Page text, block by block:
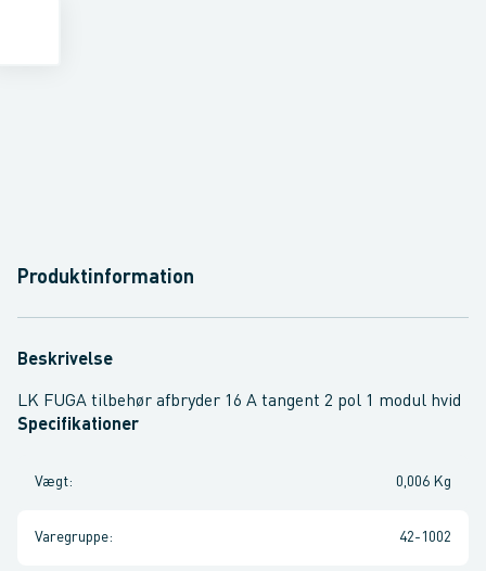
Produktinformation
Beskrivelse
LK FUGA tilbehør afbryder 16 A tangent 2 pol 1 modul hvid
Specifikationer
Vægt: 0,006 Kg
Varegruppe: 42-1002